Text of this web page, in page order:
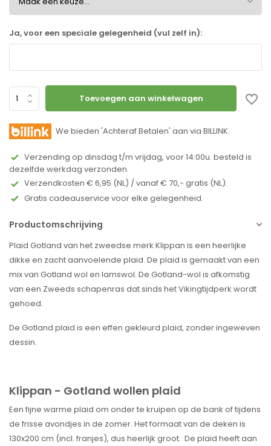
Ja, voor een speciale gelegenheid (vul zelf in):
Toevoegen aan winkelwagen
We bieden 'Achteraf Betalen' aan via BILLINK.
Verzending op dinsdag t/m vrijdag, voor 14:00u. besteld is
dezelfde werkdag verzonden.
Verzendkosten € 6,95 (NL) / vanaf € 70,- gratis (NL).
Gratis cadeauservice voor elke gelegenheid.
Productomschrijving
Plaid Gotland van het zweedse merk Klippan is een heerlijke
dikke en zacht aanvoelende plaid. De plaid is gemaakt van een
mix van Gotland wol en lamswol. De Gotland-wol is afkomstig
van een Zweeds schapenras dat sinds het Vikingtijdperk wordt
gehoed.
De Gotland plaid is een effen gekleurd plaid, zonder ingeweven
dessin.
Klippan - Gotland wollen plaid
Een fijne warme plaid om onder te kruipen op de bank of tijdens
de frisse avondjes in de zomer. Het formaat van de deken is
130x200 cm (incl. franjes), dus heerlijk groot. De plaid heeft aan